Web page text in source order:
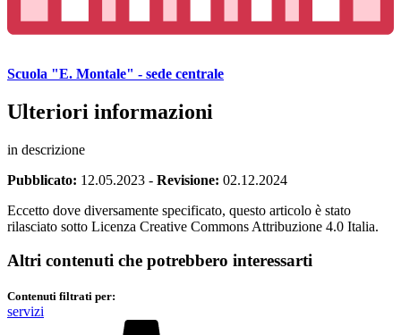
Scuola "E. Montale" - sede centrale
Ulteriori informazioni
in descrizione
Pubblicato: 12.05.2023 - Revisione: 02.12.2024
Eccetto dove diversamente specificato, questo articolo è stato
rilasciato sotto Licenza Creative Commons Attribuzione 4.0 Italia.
Altri contenuti che potrebbero interessarti
Contenuti filtrati per:
servizi